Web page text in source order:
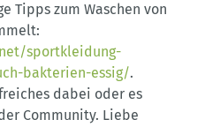
Tipps zum Waschen von
sportkleidung-
bakterien-essig/.
dabei oder es
Community. Liebe